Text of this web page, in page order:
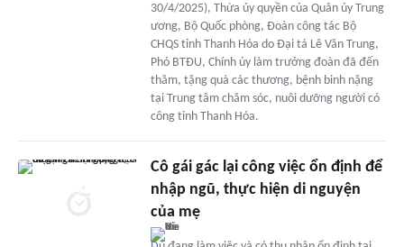
30/4/2025), Thừa ủy quyền của Quân ủy Trung
ương, Bộ Quốc phòng, Đoàn công tác Bộ
CHQS tỉnh Thanh Hóa do Đại tá Lê Văn Trung,
Phó BTĐU, Chính ủy làm trưởng đoàn đã đến
thăm, tặng quà các thương, bệnh binh nặng
tại Trung tâm chăm sóc, nuôi dưỡng người có
công tỉnh Thanh Hóa.
Cô gái gác lại công việc ổn định để
nhập ngũ, thực hiện di nguyện
của mẹ